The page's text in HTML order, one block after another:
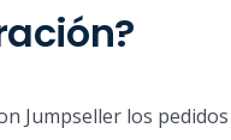
Jumpseller los